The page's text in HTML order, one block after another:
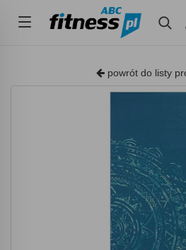
powrót do listy